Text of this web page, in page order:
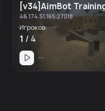
[v34]AimBot
46.174.51.165:27018
Игроков:
1 / 4